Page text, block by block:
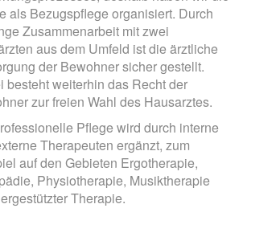
als Bezugspflege organisiert. Durch
Zusammenarbeit mit zwei
aus dem Umfeld ist die ärztliche
der Bewohner sicher gestellt.
besteht weiterhin das Recht der
zur freien Wahl des Hausarztes.
Pflege wird durch interne
Therapeuten ergänzt, zum
auf den Gebieten Ergotherapie,
Physiotherapie, Musiktherapie
Therapie.